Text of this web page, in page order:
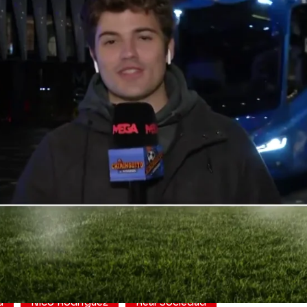
WhatsappFacebook
a la Real en el derbi vasco, y
Rodríguez se encontraba en los
los leones. En medio del directo, el
pasaba por detrás de Nico... ¡Y no
puedes perder este momentazo!
Nico Rodríguez Real Sociedad